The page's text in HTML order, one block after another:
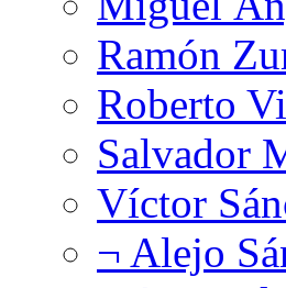
Ramón
Roberto
Salvador
Víctor
¬ Alejo